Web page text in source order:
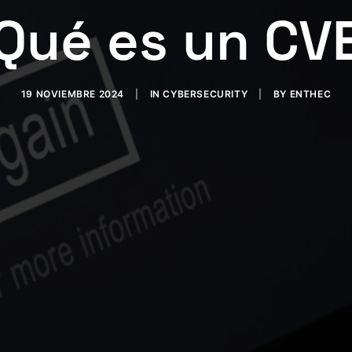
es un
19 NOVIEMBRE 2024 INCYBERSECURITY BY ENTHEC